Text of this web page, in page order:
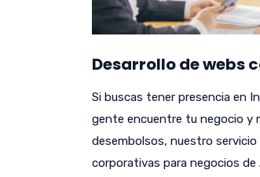
Desarrollo de webs
Si buscas tener presencia en
gente encuentre tu negocio y
desembolsos, nuestro
corporativas para negocios